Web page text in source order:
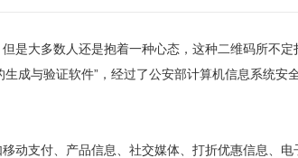
大多数人还是抱着一种心态，这种二维码所不
成与验证软件”，经过了公安部计算机信息系统
支付、产品信息、社交媒体、打折优惠信息、